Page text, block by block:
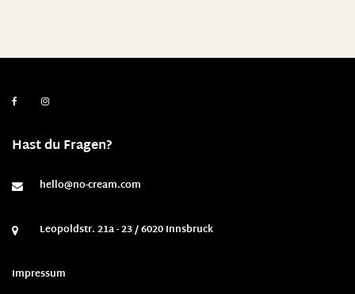
Hast du Fragen?
hello@no-cream.com
Leopoldstr. 21a - 23 / 6020 Innsbruck
Impressum